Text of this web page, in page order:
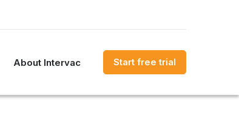
About Intervac Start free trial